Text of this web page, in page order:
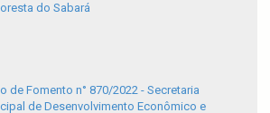
do Sabará
de Fomento n° 870/2022 - Secretaria
de Desenvolvimento Econômico e